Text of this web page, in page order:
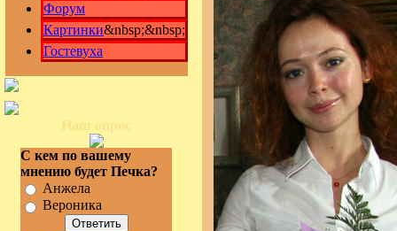
Форум
Картинки&nbsp;&nbsp;
Гостевуха
С кем по вашему
мнению будет Печка?
Анжела
Вероника